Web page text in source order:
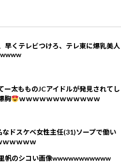
早くテレビつけろ、テレ東に爆乳美人
ー太もものJCアイドルが発見されてし
胸
ｗｗｗｗｗｗｗｗｗｗｗｗ
ドスケベ女性主任(31)ソープで働い
ｗｗｗｗｗ
里帆のシコい画像wwwwwwwwwww